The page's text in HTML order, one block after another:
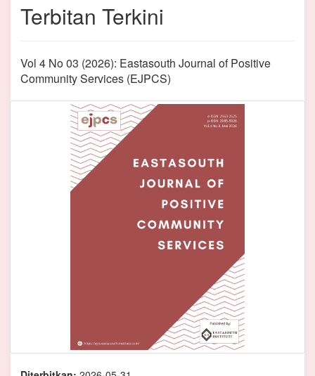
Terbitan Terkini
Vol 4 No 03 (2026): Eastasouth Journal of Positive
Community Services (EJPCS)